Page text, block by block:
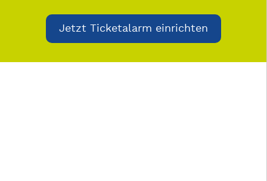
Jetzt Ticketalarm einrichten